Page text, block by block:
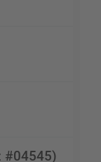
#04545)